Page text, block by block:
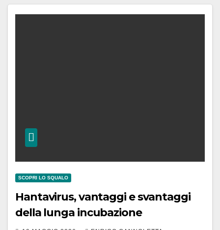
SCOPRI LO SQUALO
Hantavirus, vantaggi e svantaggi
della lunga incubazione